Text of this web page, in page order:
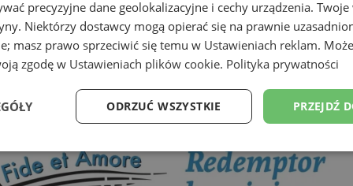
precyzyjne dane geolokalizacyjne i cechy urządzenia.
Niektórzy dostawcy mogą opierać się na prawnie
masz prawo sprzeciwić się temu w Ustawieniach reklam.
zgodę w Ustawieniach plików cookie. Polityka prywatności
PRZEJDŹ
ODRZUĆ WSZYSTKIE
Wydajność Targetowanie Funkcjonalność